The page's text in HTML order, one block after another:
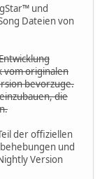
und
Dateien von
vom originalen
bevorzuge.
die
der offiziellen
und
Version